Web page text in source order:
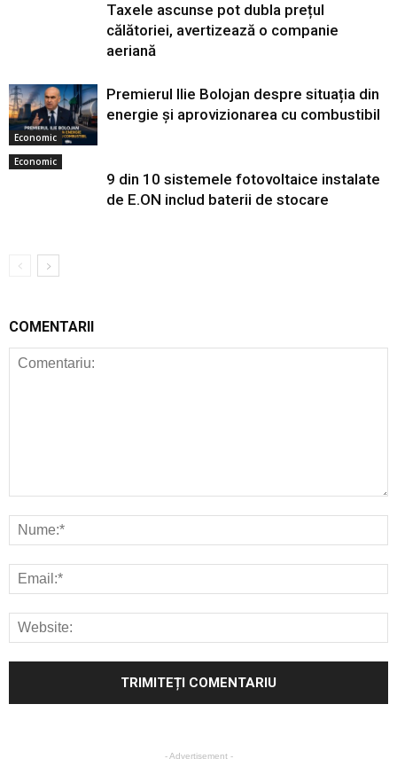
Taxele ascunse pot dubla prețul
călătoriei, avertizează o companie
aeriană
Economic
Premierul Ilie Bolojan despre situația din
energie și aprovizionarea cu combustibil
Economic
9 din 10 sistemele fotovoltaice instalate
de E.ON includ baterii de stocare
COMENTARII
- Advertisement -